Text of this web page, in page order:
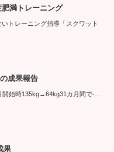
満トレーニング
トレーニング指導「スクワット
成果報告
開始時135kg→64kg31カ月間で-…
果